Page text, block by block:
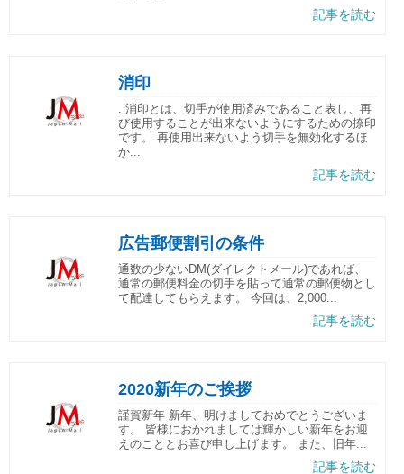
記事を読む
消印
. 消印とは、切手が使用済みであること表し、再
び使用することが出来ないようにするための捺印
です。 再使用出来ないよう切手を無効化するほ
か...
記事を読む
広告郵便割引の条件
通数の少ないDM(ダイレクトメール)であれば、
通常の郵便料金の切手を貼って通常の郵便物とし
て配達してもらえます。 今回は、2,000...
記事を読む
2020新年のご挨拶
謹賀新年 新年、明けましておめでとうございま
す。 皆様におかれましては輝かしい新年をお迎
えのこととお喜び申し上げます。 また、旧年...
記事を読む